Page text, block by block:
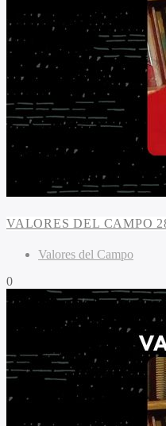
VALORES DEL CAMPO
Valores del Campo
0